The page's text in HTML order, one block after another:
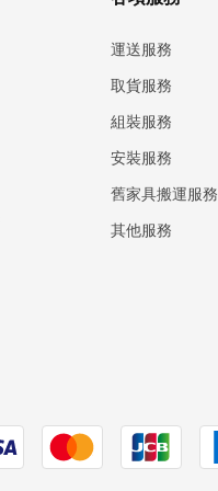
運送服務
取貨服務
組裝服務
安裝服務
​舊家具搬運服務
其他服務